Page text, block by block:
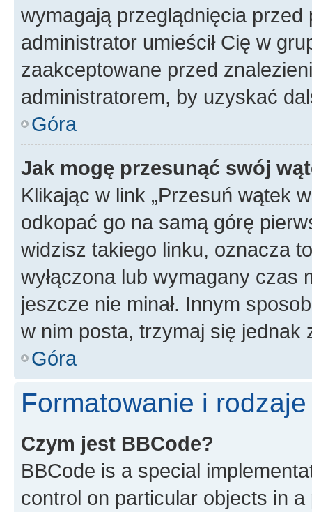
wymagają przeglądnięcia
administrator umieścił Cię w
zaakceptowane przed
administratorem, by uzyskać
Góra
Jak mogę przesunąć swój
Klikając w link „Przesuń wątek
odkopać go na samą górę
widzisz takiego linku, oznacza
wyłączona lub wymagany czas
jeszcze nie minał. Innym
w nim posta, trzymaj się jednak
Góra
Formatowanie i
Czym jest BBCode?
BBCode is a special
control on particular objects in